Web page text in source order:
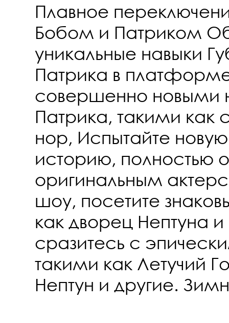
Плавное
Бобом и Патриком
уникальные навыки
Патрика в
совершенно новыми
Патрика, такими как
нор, Испытайте
историю, полностью
оригинальным
шоу, посетите
как дворец Нептуна
сразитесь с
такими как Летучий
Нептун и другие.